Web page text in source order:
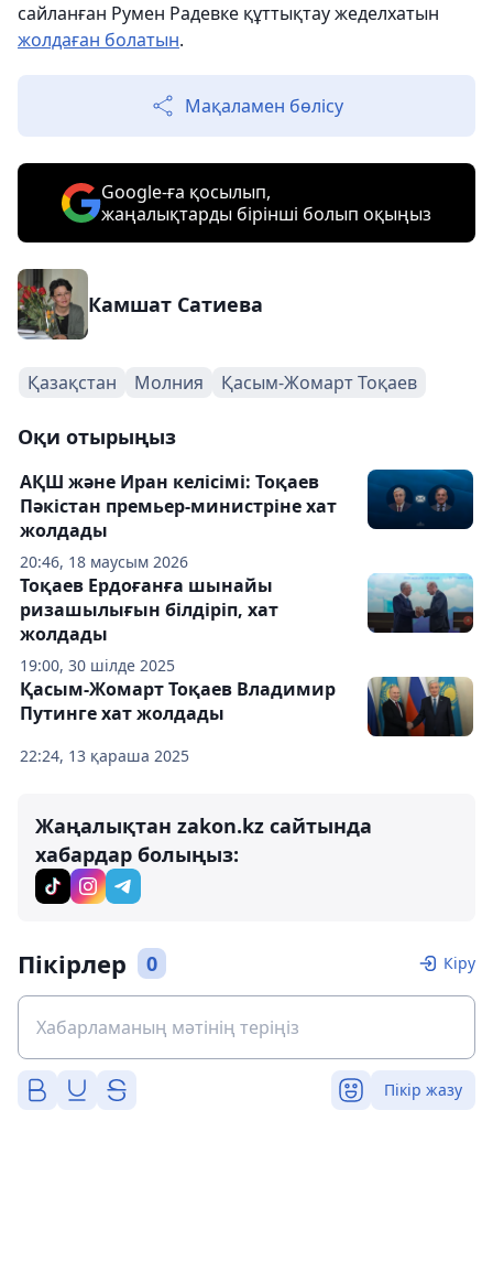
сайланған Румен Радевке құттықтау жеделхатын
жолдаған болатын.
Мақаламен бөлісу
Google-ға қосылып,
жаңалықтарды бірінші болып оқыңыз
Камшат Сатиева
Қазақстан Молния Қасым-Жомарт Тоқаев
Оқи отырыңыз
20:46, 18 маусым 2026
АҚШ және Иран келісімі: Тоқаев
Пәкістан премьер-министріне хат
жолдады
19:00, 30 шілде 2025
Тоқаев Ердоғанға шынайы
ризашылығын білдіріп, хат
жолдады
22:24, 13 қараша 2025
Қасым-Жомарт Тоқаев Владимир
Путинге хат жолдады
Жаңалықтан zakon.kz сайтында
хабардар болыңыз:
Пікірлер 0 Кіру
Пікір жазу